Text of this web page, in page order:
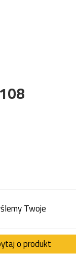
Twoje
o produkt